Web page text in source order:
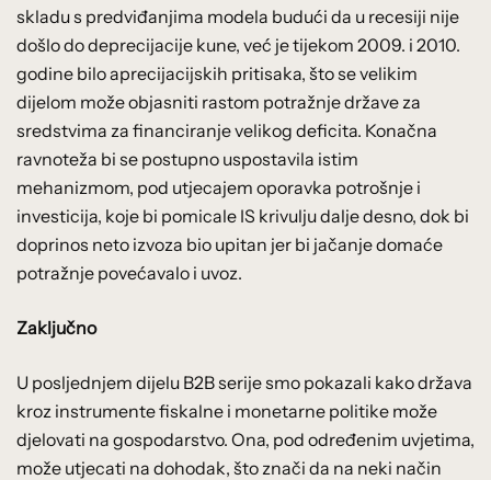
skladu s predviđanjima modela budući da u recesiji nije
došlo do deprecijacije kune, već je tijekom 2009. i 2010.
godine bilo aprecijacijskih pritisaka, što se velikim
dijelom može objasniti rastom potražnje države za
sredstvima za financiranje velikog deficita. Konačna
ravnoteža bi se postupno uspostavila istim
mehanizmom, pod utjecajem oporavka potrošnje i
investicija, koje bi pomicale IS krivulju dalje desno, dok bi
doprinos neto izvoza bio upitan jer bi jačanje domaće
potražnje povećavalo i uvoz.
Zaključno
U posljednjem dijelu B2B serije smo pokazali kako država
kroz instrumente fiskalne i monetarne politike može
djelovati na gospodarstvo. Ona, pod određenim uvjetima,
može utjecati na dohodak, što znači da na neki način